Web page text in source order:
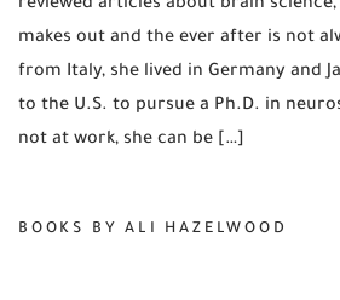
reviewed articles about brain
makes out and the ever after is not
from Italy, she lived in Germany and
to the U.S. to pursue a Ph.D. in
not at work, she can be […]
BOOKS BY ALI HAZELWOOD